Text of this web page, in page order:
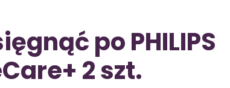
po PHILIPS
2 szt.